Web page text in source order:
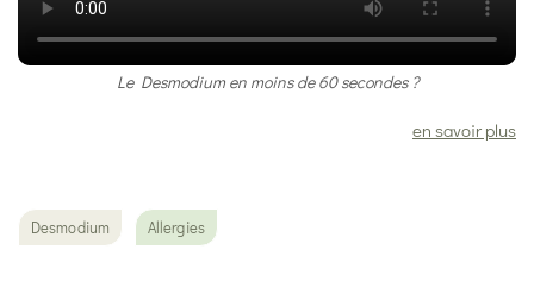
Le Desmodium en moins de 60 secondes ?
en savoir plus
Desmodium Allergies